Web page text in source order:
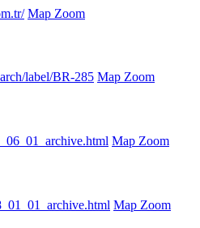
Map Zoom
label/BR-285 Map Zoom
Map Zoom
Map Zoom